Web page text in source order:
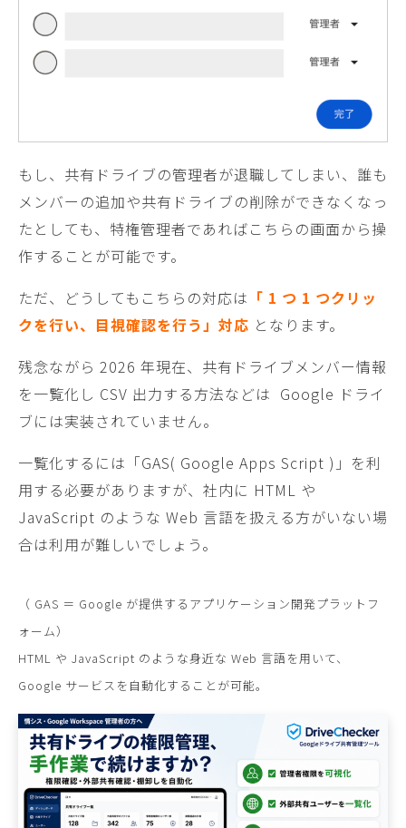
もし、共有ドライブの管理者が退職してしまい、誰も
メンバーの追加や共有ドライブの削除ができなくなっ
たとしても、特権管理者であればこちらの画面から操
作することが可能です。
ただ、どうしてもこちらの対応は 「 1 つ 1 つクリッ
クを行い、目視確認を行う」対応 となります。
残念ながら 2026 年現在、共有ドライブメンバー情報
を一覧化し CSV 出力する方法などは Google ドライ
ブには実装されていません。
一覧化するには「GAS( Google Apps Script )」を利
用する必要がありますが、社内に HTML や
JavaScript のような Web 言語を扱える方がいない場
合は利用が難しいでしょう。
（ GAS ＝ Google が提供するアプリケーション開発プラットフ
ォーム）
HTML や JavaScript のような身近な Web 言語を用いて、
Google サービスを自動化することが可能。